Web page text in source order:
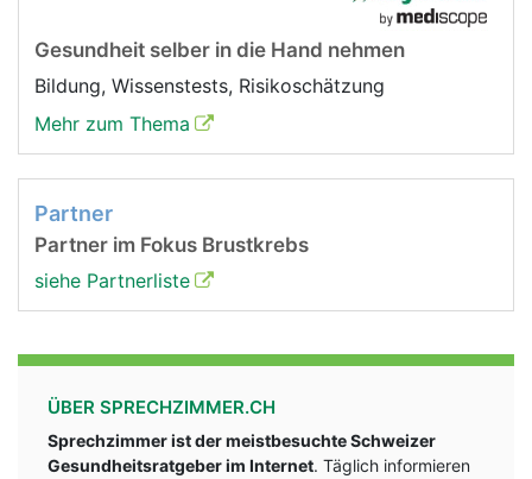
Gesundheit selber in die Hand nehmen
Bildung, Wissenstests, Risikoschätzung
Mehr zum Thema
Partner
Partner im Fokus Brustkrebs
siehe Partnerliste
ÜBER SPRECHZIMMER.CH
Sprechzimmer ist der meistbesuchte Schweizer
Gesundheitsratgeber im Internet. Täglich informieren